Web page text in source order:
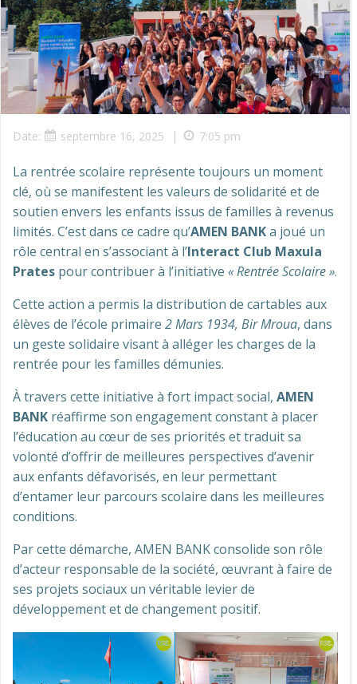
Date: septembre 16, 2025 | 7:05 pm
La rentrée scolaire représente toujours un moment
clé, où se manifestent les valeurs de solidarité et de
soutien envers les enfants issus de familles à revenus
limités. C’est dans ce cadre qu’AMEN BANKa joué un
rôle central en s’associant à l’Interact Club Maxula
Prates pour contribuer à l’initiative « Rentrée Scolaire ».
Cette action a permis la distribution de cartables aux
élèves de l’école primaire 2 Mars 1934, Bir Mroua, dans
un geste solidaire visant à alléger les charges de la
rentrée pour les familles démunies.
À travers cette initiative à fort impact social, AMEN
BANK réaffirme son engagement constant à placer
l’éducation au cœur de ses priorités et traduit sa
volonté d’offrir de meilleures perspectives d’avenir
aux enfants défavorisés, en leur permettant
d’entamer leur parcours scolaire dans les meilleures
conditions.
Par cette démarche, AMEN BANK consolide son rôle
d’acteur responsable de la société, œuvrant à faire de
ses projets sociaux un véritable levier de
développement et de changement positif.